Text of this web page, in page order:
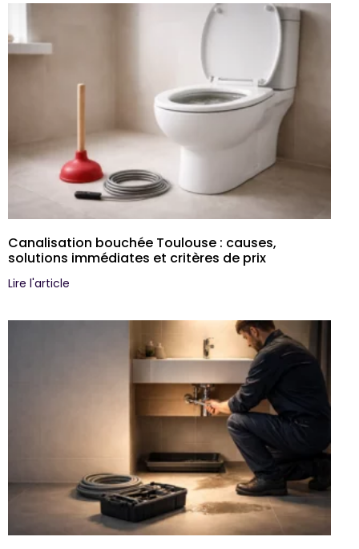
Canalisation bouchée Toulouse : causes,
solutions immédiates et critères de prix
Lire l'article